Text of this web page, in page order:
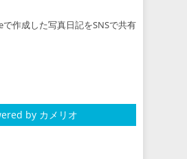
で作成した写真日記をSNSで共有
by カメリオ